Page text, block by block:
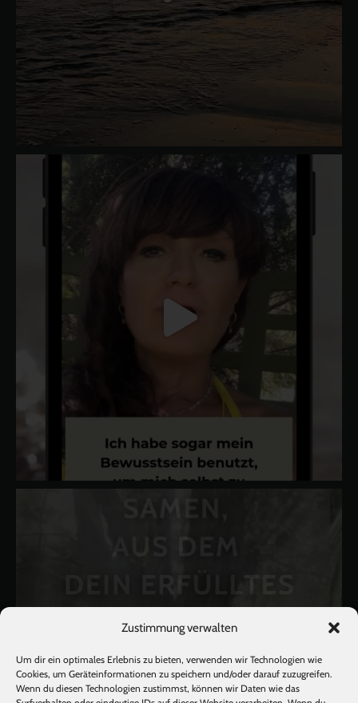
Zustimmung verwalten
Um dir ein optimales Erlebnis zu bieten, verwenden wir Technologien wie
Cookies, um Geräteinformationen zu speichern und/oder darauf zuzugreifen.
Wenn du diesen Technologien zustimmst, können wir Daten wie das